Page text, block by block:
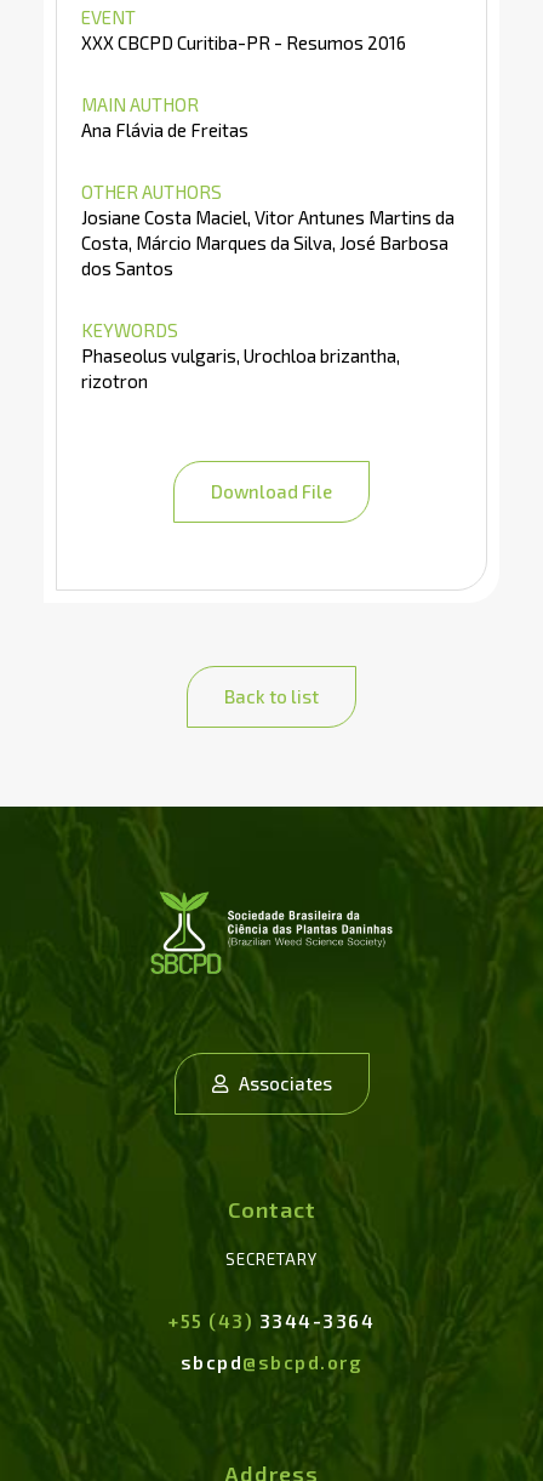
EVENT
XXX CBCPD Curitiba-PR - Resumos 2016
MAIN AUTHOR
Ana Flávia de Freitas
OTHER AUTHORS
Josiane Costa Maciel, Vitor Antunes Martins da
Costa, Márcio Marques da Silva, José Barbosa
dos Santos
KEYWORDS
Phaseolus vulgaris, Urochloa brizantha,
rizotron
Download File
Back to list
Associates
Contact
SECRETARY
+55 (43) 3344-3364
sbcpd@sbcpd.org
Address